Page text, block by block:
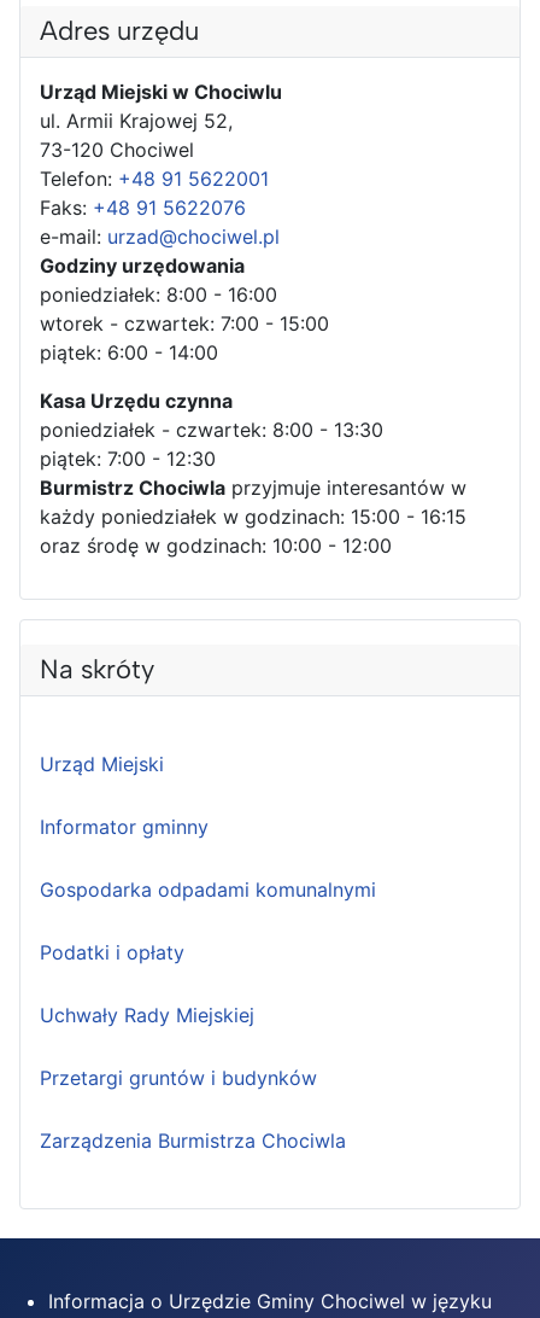
Adres urzędu
Urząd Miejski w Chociwlu
ul. Armii Krajowej 52,
73-120 Chociwel
Telefon: +48 91 5622001
Faks: +48 91 5622076
e-mail: urzad@chociwel.pl
Godziny urzędowania
poniedziałek: 8:00 - 16:00
wtorek - czwartek: 7:00 - 15:00
piątek: 6:00 - 14:00
Kasa Urzędu czynna
poniedziałek - czwartek: 8:00 - 13:30
piątek: 7:00 - 12:30
Burmistrz Chociwla przyjmuje interesantów w
każdy poniedziałek w godzinach: 15:00 - 16:15
oraz środę w godzinach: 10:00 - 12:00
Na skróty
Urząd Miejski
Informator gminny
Gospodarka odpadami komunalnymi
Podatki i opłaty
Uchwały Rady Miejskiej
Przetargi gruntów i budynków
Zarządzenia Burmistrza Chociwla
Informacja o Urzędzie Gminy Chociwel w języku